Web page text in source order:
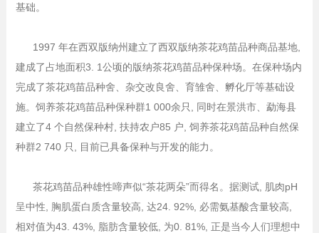
基础。
1997 年在西双版纳州建立了西双版纳茶花鸡苗品种商品基地,
建成了占地面积3. 1公顷的版纳茶花鸡苗品种保种场。在保种场内
完成了茶花鸡苗品种舍、杂交改良舍、育雏舍、孵化厅等基础设
施。饲养茶花鸡苗品种保种群1 000余只, 同时在景洪市、勐海县
建立了4 个自然保种村, 扶持农户85 户, 饲养茶花鸡苗品种自然保
种群2 740 只, 目前已具备保种与开发的能力。
茶花鸡苗品种雄性啼声似“茶花两朵”而得名。据测试, 肌肉pH
呈中性, 胸肌蛋白质含量较高, 达24. 92%, 必需氨基酸含量较高,
相对值为43. 43%, 脂肪含量较低, 为0. 81%, 正是当今人们理想中